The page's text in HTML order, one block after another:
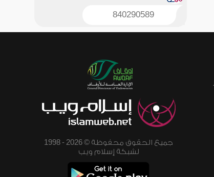
840290589
جميع الحقوق محفوظة © 2026 - 1998
لشبكة إسلام ويب